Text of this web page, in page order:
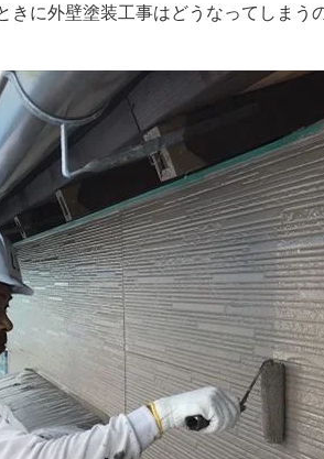
きに外壁塗装工事はどうなってしまう